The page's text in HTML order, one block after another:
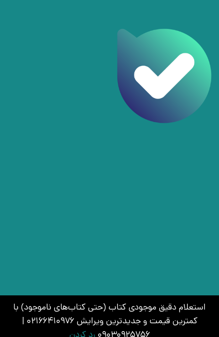
استعلام دقیق موجودی کتاب (حتی کتاب‌های ناموجود) با
کمترین قیمت و جدیدترین ویرایش 02166410976 |